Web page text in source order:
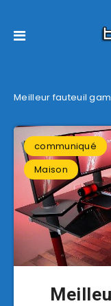
Meilleur fauteuil
communiqué
Maison